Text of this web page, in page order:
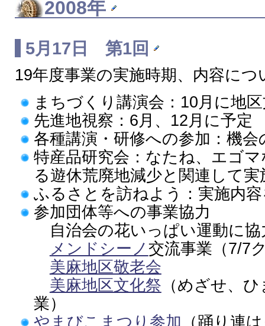
2008年
5月17日 第1回
19年度事業の実施時期、内容につ
まちづくり講演会：10月に地
先進地視察：6月、12月に予定
各種講演・研修への参加：機
特産品研究会：なたね、エゴ
る遊休荒廃地減少と関連して実
ふるさとを訪ねよう：実施内
参加団体等への事業協力
自治会の花いっぱい運動に協
メンドシーノ 交流事業（7/7
美麻地区敬老会
美麻地区文化祭 （めざせ、
業）
やまびこまつり参加 （踊り連